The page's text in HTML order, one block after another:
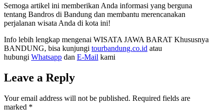
Semoga artikel ini memberikan Anda informasi yang berguna
tentang Bandros di Bandung dan membantu merencanakan
perjalanan wisata Anda di kota ini!
Info lebih lengkap mengenai WISATA JAWA BARAT Khususnya
BANDUNG, bisa kunjungi tourbandung.co.id atau
hubungi Whatsapp dan E-Mail kami
Leave a Reply
Your email address will not be published. Required fields are
marked *